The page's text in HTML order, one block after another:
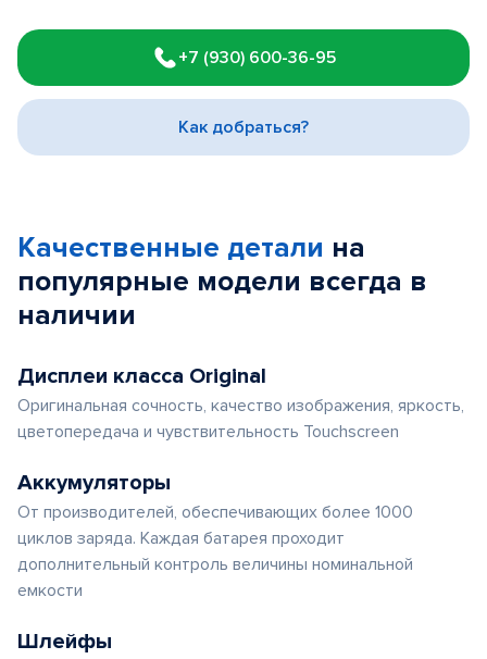
1
of
3
+7 (930) 600-36-95
Как добраться?
Качественные детали на
популярные модели всегда в
наличии
Дисплеи класса Original
Оригинальная сочность, качество изображения, яркость,
цветопередача и чувствительность Touchscreen
Аккумуляторы
От производителей, обеспечивающих более 1000
циклов заряда. Каждая батарея проходит
дополнительный контроль величины номинальной
емкости
Шлейфы